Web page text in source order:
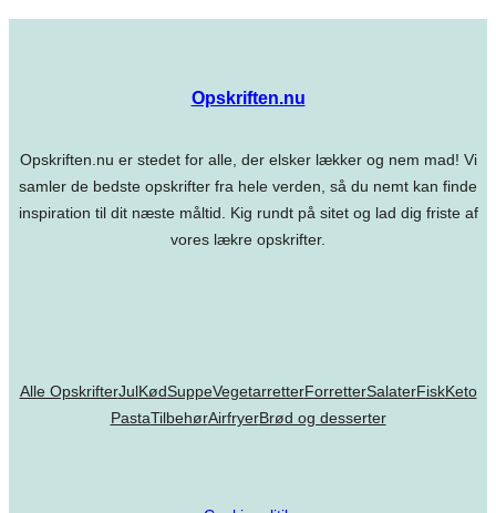
Opskriften.nu
Opskriften.nu er stedet for alle, der elsker lækker og nem mad! Vi
samler de bedste opskrifter fra hele verden, så du nemt kan finde
inspiration til dit næste måltid. Kig rundt på sitet og lad dig friste af
vores lækre opskrifter.
Alle OpskrifterJulKødSuppeVegetarretterForretterSalaterFiskKeto
PastaTilbehørAirfryerBrød og desserter